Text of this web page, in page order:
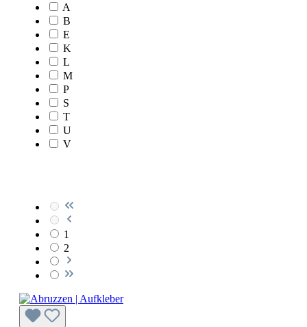
A
B
E
K
L
M
P
S
T
U
V
1
2